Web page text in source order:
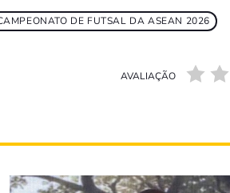
DE FUTSAL DA ASEAN 2026
AVALIAÇÃO